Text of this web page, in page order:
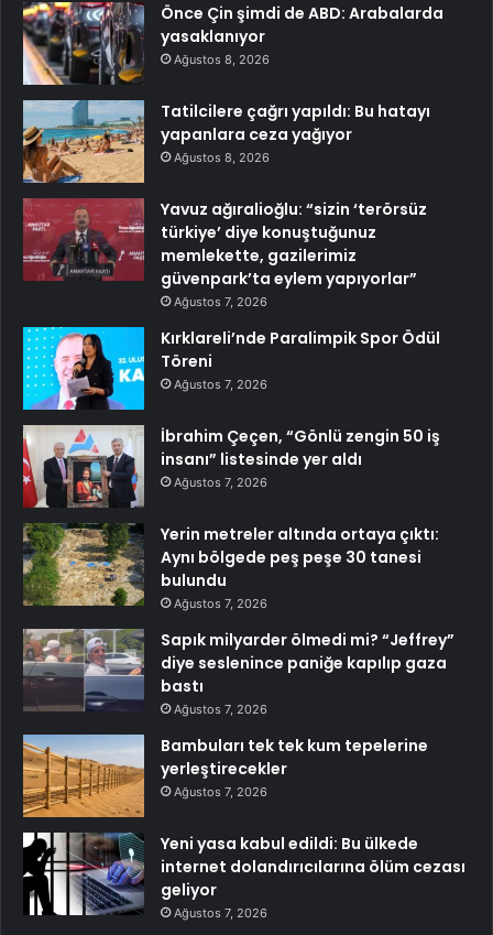
Önce Çin şimdi de ABD: Arabalarda
yasaklanıyor
Ağustos 8, 2026
Tatilcilere çağrı yapıldı: Bu hatayı
yapanlara ceza yağıyor
Ağustos 8, 2026
Yavuz ağıralioğlu: “sizin ‘terörsüz
türkiye’ diye konuştuğunuz
memlekette, gazilerimiz
güvenpark’ta eylem yapıyorlar”
Ağustos 7, 2026
Kırklareli’nde Paralimpik Spor Ödül
Töreni
Ağustos 7, 2026
İbrahim Çeçen, “Gönlü zengin 50 iş
insanı” listesinde yer aldı
Ağustos 7, 2026
Yerin metreler altında ortaya çıktı:
Aynı bölgede peş peşe 30 tanesi
bulundu
Ağustos 7, 2026
Sapık milyarder ölmedi mi? “Jeffrey”
diye seslenince paniğe kapılıp gaza
bastı
Ağustos 7, 2026
Bambuları tek tek kum tepelerine
yerleştirecekler
Ağustos 7, 2026
Yeni yasa kabul edildi: Bu ülkede
internet dolandırıcılarına ölüm cezası
geliyor
Ağustos 7, 2026